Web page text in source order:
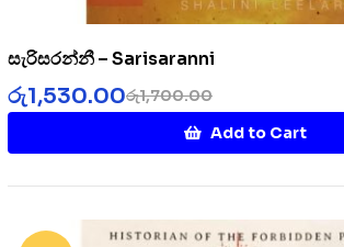
සැරිසරන්නී – Sarisaranni
රු1,700.00
රු1,530.00
Add to Cart